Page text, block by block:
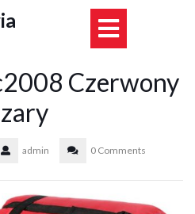
Czerwony
admin 0 Comments